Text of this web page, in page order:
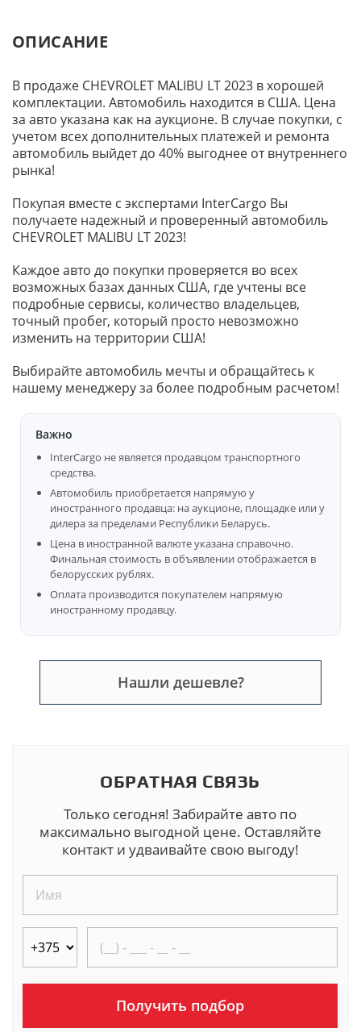
ОПИСАНИЕ
В продаже CHEVROLET MALIBU LT 2023 в хорошей
комплектации. Автомобиль находится в США. Цена
за авто указана как на аукционе. В случае покупки, с
учетом всех дополнительных платежей и ремонта
автомобиль выйдет до 40% выгоднее от внутреннего
рынка!
Покупая вместе с экспертами InterCargo Вы
получаете надежный и проверенный автомобиль
CHEVROLET MALIBU LT 2023!
Каждое авто до покупки проверяется во всех
возможных базах данных США, где учтены все
подробные сервисы, количество владельцев,
точный пробег, который просто невозможно
изменить на территории США!
Выбирайте автомобиль мечты и обращайтесь к
нашему менеджеру за более подробным расчетом!
Важно
InterCargo не является продавцом транспортного
средства.
Автомобиль приобретается напрямую у
иностранного продавца: на аукционе, площадке или у
дилера за пределами Республики Беларусь.
Цена в иностранной валюте указана справочно.
Финальная стоимость в объявлении отображается в
белорусских рублях.
Оплата производится покупателем напрямую
иностранному продавцу.
Нашли дешевле?
ОБРАТНАЯ СВЯЗЬ
Только сегодня! Забирайте авто по
максимально выгодной цене. Оставляйте
контакт и удваивайте свою выгоду!
Получить подбор